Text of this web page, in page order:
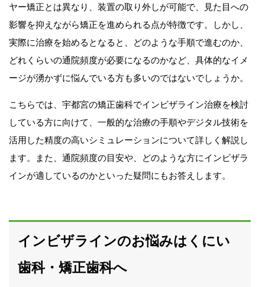
ヤー矯正とは異なり、装置の取り外しが可能で、見た目への
影響を抑えながら矯正を進められる点が特徴です。しかし、
実際に治療を始めるとなると、どのような手順で進むのか、
どれくらいの通院頻度が必要になるのかなど、具体的なイメ
ージが湧かずに悩んでいる方も多いのではないでしょうか。
こちらでは、宇都宮の矯正歯科でインビザライン治療を検討
している方に向けて、一般的な治療の手順やデジタル技術を
活用した精度の高いシミュレーションについて詳しく解説し
ます。また、通院頻度の目安や、どのような方にインビザラ
インが適しているのかといった疑問にもお答えします。
インビザラインのお悩みはくにい
歯科・矯正歯科へ